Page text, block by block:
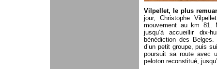
Vilpellet, le plus
jour, Christophe
mouvement au km 81.
jusqu’à accueillir dix-
bénédiction des
d’un petit groupe, puis
poursuit sa route avec
peloton reconstitué,